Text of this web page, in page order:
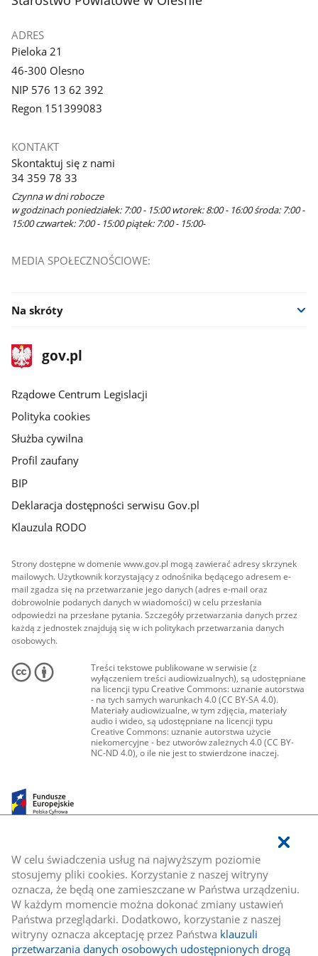
W celu świadczenia usług na najwyższym poziomie
stosujemy pliki cookies. Korzystanie z naszej witryny
oznacza, że będą one zamieszczane w Państwa urządzeniu.
W każdym momencie można dokonać zmiany ustawień
Państwa przeglądarki. Dodatkowo, korzystanie z naszej
witryny oznacza akceptację przez Państwa klauzuli
przetwarzania danych osobowych udostępnionych drogą
galerii.
ADRES
Pieloka 21
46-300 Olesno
NIP 576 13 62 392
Regon 151399083
KONTAKT
Skontaktuj się z nami
34 359 78 33
Czynna w dni robocze
w godzinach poniedziałek: 7:00 - 15:00 wtorek: 8:00 - 16:00 środa: 7:00 -
15:00 czwartek: 7:00 - 15:00 piątek: 7:00 - 15:00-
MEDIA SPOŁECZNOŚCIOWE:
Na skróty
stopka
gov.plStrona
gov.pl
Rządowe Centrum Legislacji
Polityka cookies
Służba cywilna
Profil zaufany
BIP
Deklaracja dostępności serwisu Gov.pl
Klauzula RODO
Strony dostępne w domenie www.gov.pl mogą zawierać adresy skrzynek
mailowych. Użytkownik korzystający z odnośnika będącego adresem e-
mail zgadza się na przetwarzanie jego danych (adres e-mail oraz
dobrowolnie podanych danych w wiadomości) w celu przesłania
odpowiedzi na przesłane pytania. Szczegóły przetwarzania danych przez
każdą z jednostek znajdują się w ich politykach przetwarzania danych
osobowych.
Treści tekstowe publikowane w serwisie (z
wyłączeniem treści audiowizualnych), są udostępniane
na licencji typu Creative Commons: uznanie autorstwa
- na tych samych warunkach 4.0 (CC BY-SA 4.0).
Materiały audiowizualne, w tym zdjęcia, materiały
audio i wideo, są udostępniane na licencji typu
Creative Commons: uznanie autorstwa użycie
niekomercyjne - bez utworów zależnych 4.0 (CC BY-
NC-ND 4.0), o ile nie jest to stwierdzone inaczej.